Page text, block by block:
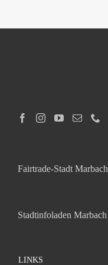
Fairtrade-Stadt Marbach
Stadtinfoladen Marbach
LINKS